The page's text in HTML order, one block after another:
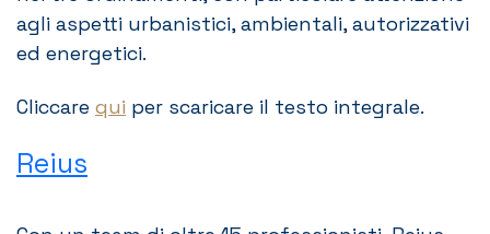
agli aspetti urbanistici, ambientali, autorizzativi
ed energetici.
Cliccare qui per scaricare il testo integrale.
Reius